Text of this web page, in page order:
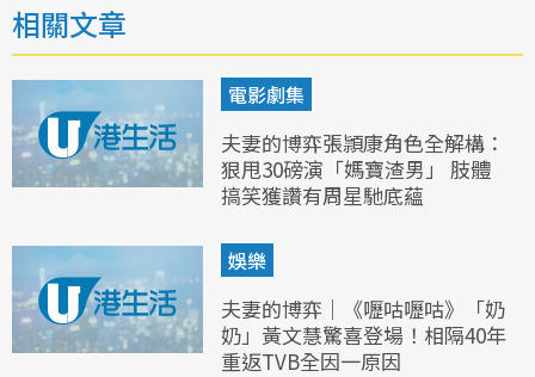
相關文章
電影劇集
夫妻的博弈張頴康角色全解構：
狠甩30磅演「媽寶渣男」 肢體
搞笑獲讚有周星馳底蘊
娛樂
夫妻的博弈｜《嚦咕嚦咕》「奶
奶」黃文慧驚喜登場！相隔40年
重返TVB全因一原因